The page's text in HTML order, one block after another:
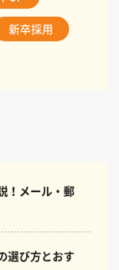
新卒採用
！メール・郵
選び方とおす